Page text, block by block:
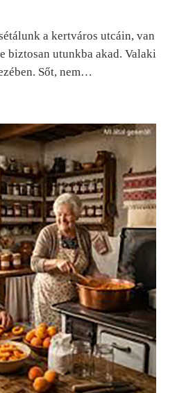
a kertváros utcáin, van
biztosan utunkba akad. Valaki
Sőt, nem…